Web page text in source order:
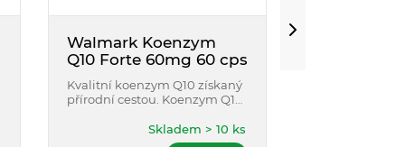
Walmark Koenzym
Q10 Forte 60mg 60 cps
Kvalitní koenzym Q10 získaný
přírodní cestou. Koenzym Q10
v lidském těle, ve velkém
množství v orgánech, jako jsou
Skladem > 10 ks